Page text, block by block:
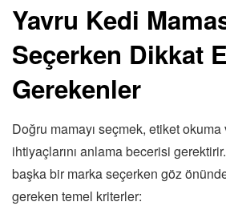
Yavru Kedi
Seçerken Dikkat
Gerekenler
Doğru mamayı seçmek, etiket
ihtiyaçlarını anlama becerisi
başka bir marka seçerken göz
gereken temel kriterler: